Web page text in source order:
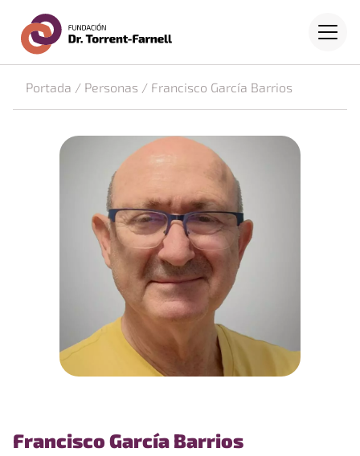
Saltar al contenido principal
Menú
Portada / Personas / Francisco García Barrios
Francisco García Barrios